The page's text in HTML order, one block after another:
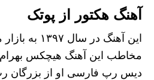
آهنگ هکتور از پوتک
این آهنگ در
مخاطب این آهنگ هیچکس
دیس رپ فارسی او از بزرگان